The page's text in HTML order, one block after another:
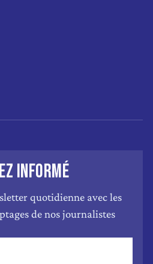
INFORMÉ
quotidienne avec les
de nos journalistes